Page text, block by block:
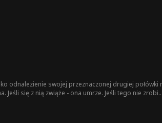
odnalezienie swojej przeznaczonej drugiej połówki
Jeśli się z nią zwiąże - ona umrze. Jeśli tego nie